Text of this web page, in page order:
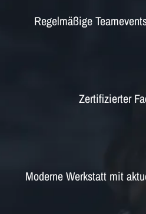
Regelmäßige
Zertifizierter
Moderne Werkstatt mit